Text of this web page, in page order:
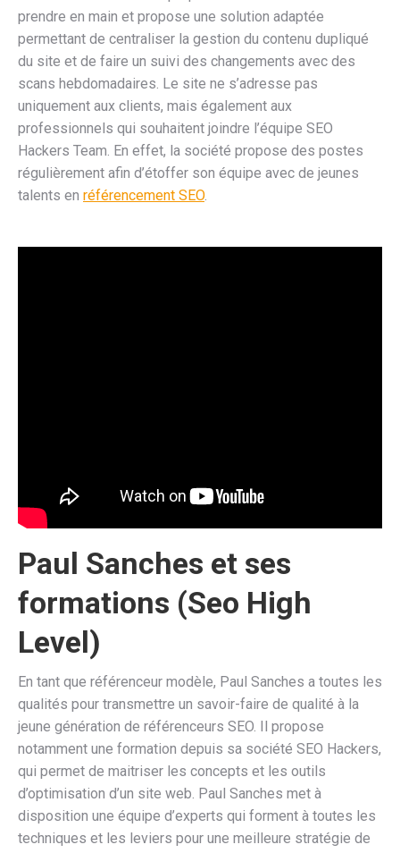
prendre en main et propose une solution adaptée
permettant de centraliser la gestion du contenu dupliqué
du site et de faire un suivi des changements avec des
scans hebdomadaires. Le site ne s’adresse pas
uniquement aux clients, mais également aux
professionnels qui souhaitent joindre l’équipe SEO
Hackers Team. En effet, la société propose des postes
régulièrement afin d’étoffer son équipe avec de jeunes
talents en référencement SEO.
Paul Sanches et ses
formations (Seo High
Level)
En tant que référenceur modèle, Paul Sanches a toutes les
qualités pour transmettre un savoir-faire de qualité à la
jeune génération de référenceurs SEO. Il propose
notamment une formation depuis sa société SEO Hackers,
qui permet de maitriser les concepts et les outils
d’optimisation d’un site web. Paul Sanches met à
disposition une équipe d’experts qui forment à toutes les
techniques et les leviers pour une meilleure stratégie de